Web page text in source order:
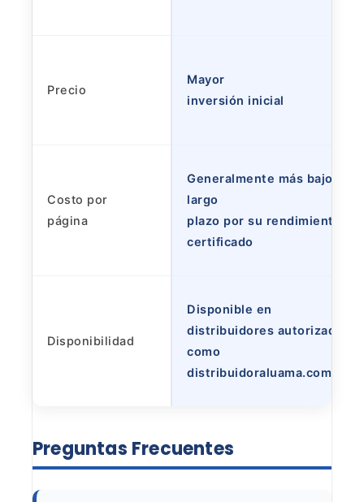
Precio
Mayor
inversión inicial
Costo por
página
Generalmente más bajo a
largo
plazo por su rendimiento
certificado
Disponibilidad
Disponible en
distribuidores autorizados
como
distribuidoraluama.com
Preguntas Frecuentes